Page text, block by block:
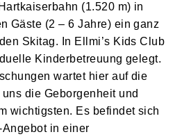
(1.520 m) in
Gäste (2 – 6 Jahre) ein ganz
Skitag. In Ellmi’s Kids Club
Kinderbetreuung gelegt.
wartet hier auf die
die Geborgenheit und
wichtigsten. Es befindet sich
in einer